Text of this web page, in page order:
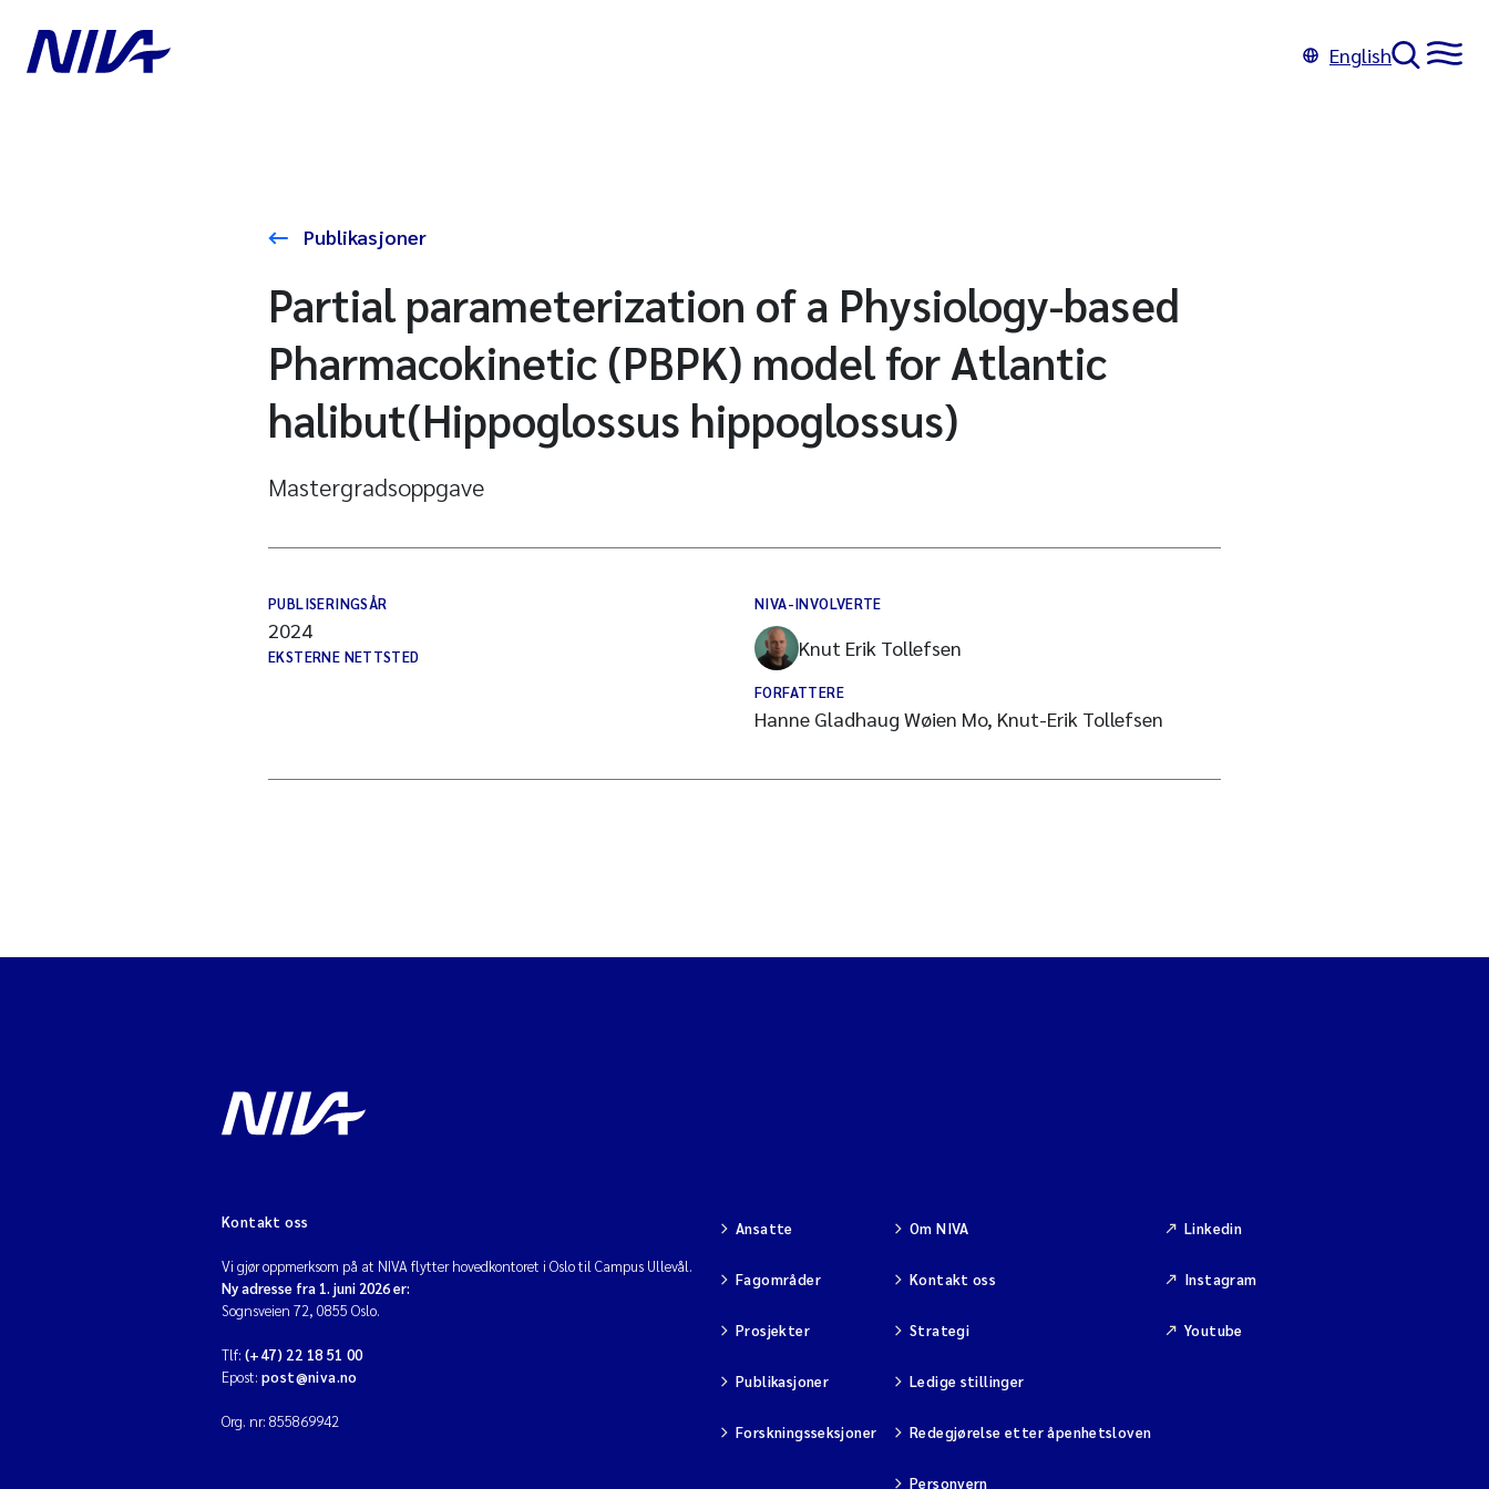
English
Publikasjoner
Partial parameterization of a Physiology-based
Pharmacokinetic (PBPK) model for Atlantic
halibut(Hippoglossus hippoglossus)
Mastergradsoppgave
PUBLISERINGSÅR
2024
EKSTERNE NETTSTED
NIVA-INVOLVERTE
Knut Erik Tollefsen
FORFATTERE
Hanne Gladhaug Wøien Mo, Knut-Erik Tollefsen
Kontakt oss
Vi gjør oppmerksom på at NIVA flytter hovedkontoret i Oslo til Campus Ullevål.
Ny adresse fra 1. juni 2026 er:
Sognsveien 72, 0855 Oslo.
Tlf: (+47) 22 18 51 00
Epost: post@niva.no
Org. nr: 855869942
Ansatte
Fagområder
Prosjekter
Publikasjoner
Forskningsseksjoner
Om NIVA
Kontakt oss
Strategi
Ledige stillinger
Redegjørelse etter åpenhetsloven
Personvern
Linkedin
Instagram
Youtube